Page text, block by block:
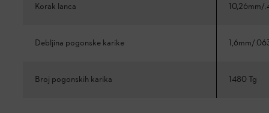
Korak lanca 10,26mm/
Debljina pogonske karike 1,6mm/
Broj pogonskih karika 1480 Tg